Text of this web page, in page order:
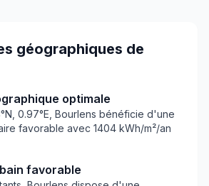
géographiques de
optimale
°N, 0.97°E, Bourlens bénéficie d'une
favorable avec 1404 kWh/m²/an
favorable